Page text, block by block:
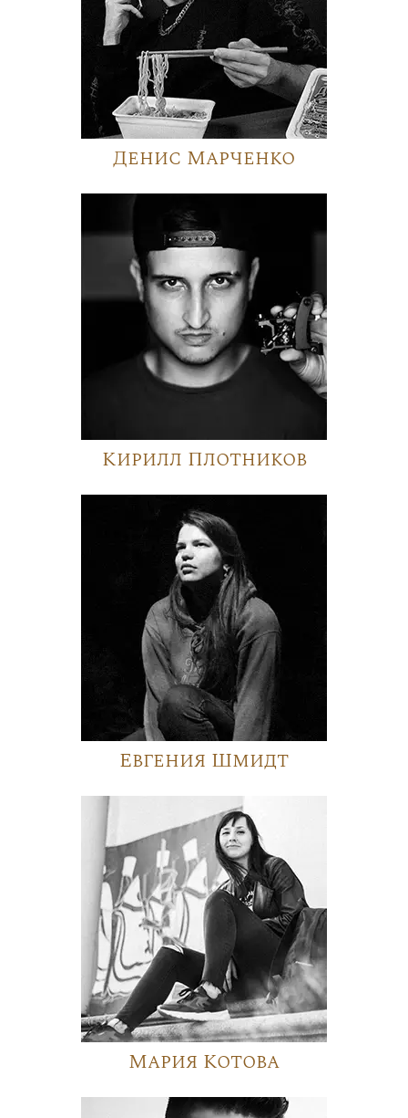
Денис Марченко
Кирилл Плотников
Евгения Шмидт
Мария Котова